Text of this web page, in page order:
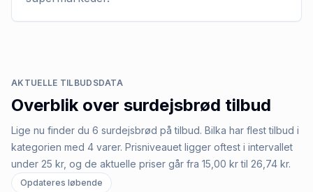
AKTUELLE TILBUDSDATA
Overblik over surdejsbrød tilbud
Lige nu finder du 6 surdejsbrød på tilbud. Bilka har flest tilbud i
kategorien med 4 varer. Prisniveauet ligger oftest i intervallet
under 25 kr, og de aktuelle priser går fra 15,00 kr til 26,74 kr.
Opdateres løbende